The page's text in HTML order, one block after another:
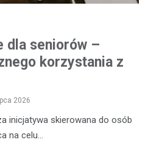
dla seniorów –
korzystania z
2026
inicjatywa skierowana do osób
na celu…